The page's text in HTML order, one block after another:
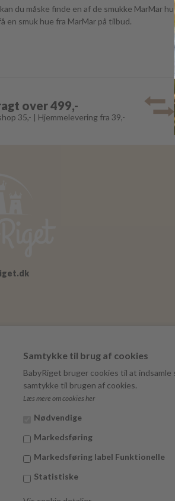
Samtykke til brug af cookies
BabyRiget bruger cookies til at
samtykke til brugen af cookies.
Læs mere om cookies her
Nødvendige
Markedsføring
Markedsføring label Funktionelle
Statistiske
du måske finde en af de smukke MarMar
en smuk hue fra MarMar på tilbud.
over 499,-
35,- | Hjemmelevering fra 39,-